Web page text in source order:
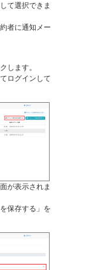
て選択できま
者に通知メー
します。
ログインして
が表示されま
保存する」を